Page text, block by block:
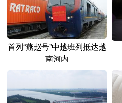
English Español
Русский язык
Deutsch Português
首列“燕赵号”中越班列抵达越
南河内